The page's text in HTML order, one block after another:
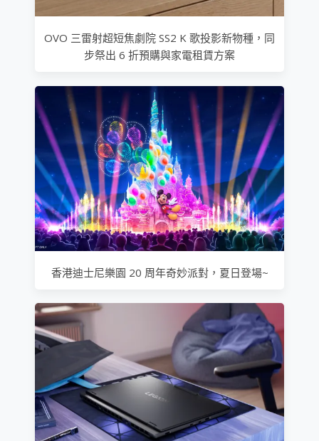
OVO 三雷射超短焦劇院 SS2 K 歌投影新物種，同
步祭出 6 折預購與家電租賃方案
香港迪士尼樂園 20 周年奇妙派對，夏日登場~